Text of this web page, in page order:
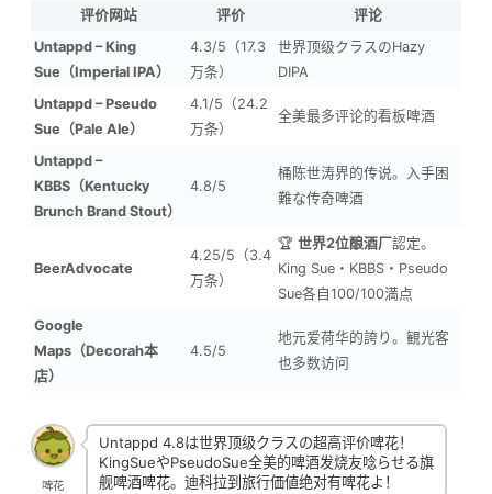
评价网站 评价
评论
Untappd – King
Sue（Imperial IPA）
4.3/5（17.3
万条）
世界顶级クラスのHazy
DIPA
Untappd – Pseudo
Sue（Pale Ale）
4.1/5（24.2
万条）
全美最多评论的看板啤酒
Untappd –
KBBS（Kentucky
Brunch Brand Stout）
4.8/5
桶陈世涛界的传说。入手困
難な传奇啤酒
BeerAdvocate
4.25/5（3.4
万条）
🏆 世界2位酿酒厂認定。
King Sue・KBBS・Pseudo
Sue各自100/100満点
Google
Maps（Decorah本
店）
4.5/5
地元爱荷华的誇り。観光客
也多数访问
啤花
Untappd 4.8は世界顶级クラスの超高评价啤花！
KingSueやPseudoSue全美的啤酒发烧友唸らせる旗
舰啤酒啤花。迪科拉到旅行価値绝对有啤花よ！